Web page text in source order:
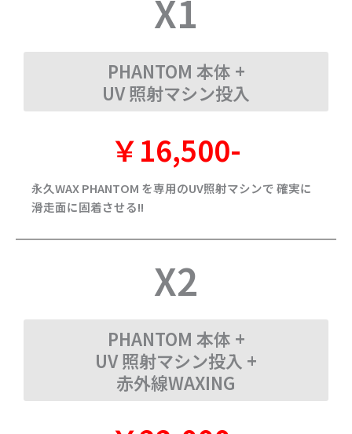
X1
PHANTOM 本体 +
UV 照射マシン投入
￥16,500-
永久WAX PHANTOM を専用のUV照射マシンで 確実に
滑走面に固着させる!!
X2
PHANTOM 本体 +
UV 照射マシン投入 +
赤外線WAXING